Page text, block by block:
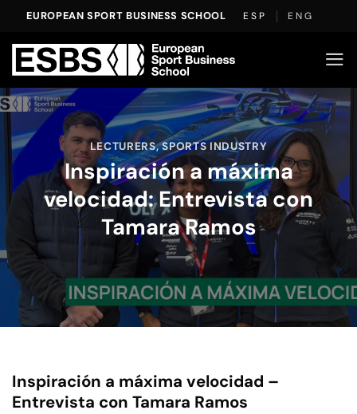
Saltar
contenido
EUROPEAN SPORT BUSINESS SCHOOL ESP ENG
LECTURERS,SPORTS INDUSTRY
Inspiración a máxima
velocidad: Entrevista con
Tamara Ramos
Inspiración a máxima velocidad –
Entrevista con Tamara Ramos